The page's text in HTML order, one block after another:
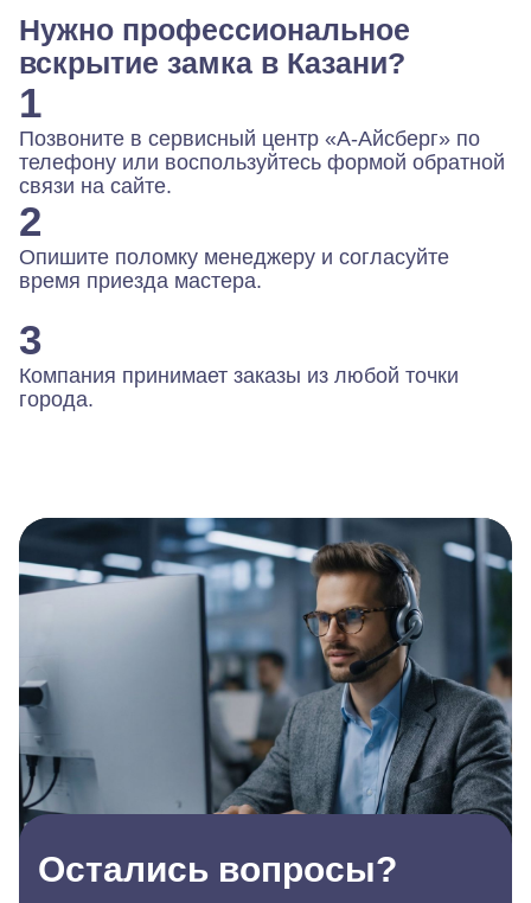
Нужно профессиональное
вскрытие замка в Казани?
1
Позвоните в сервисный центр «А-Айсберг» по
телефону или воспользуйтесь формой обратной
связи на сайте.
2
Опишите поломку менеджеру и согласуйте
время приезда мастера.
3
Компания принимает заказы из любой точки
города.
Остались вопросы?